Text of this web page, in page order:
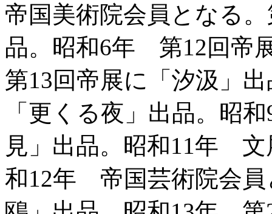
帝国美術院会員となる
品。昭和6年 第12回帝
第13回帝展に「汐汲」
「更くる夜」出品。昭
見」出品。昭和11年 文
和12年 帝国芸術院会員